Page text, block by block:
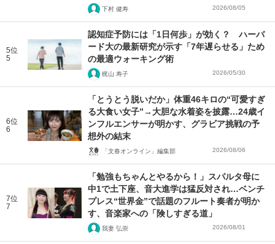
下村 健寿 2026/08/05
5位
5
認知症予防には「1日何歩」が効く？ ハーバ
ード大の最新研究が示す「7年遅らせる」ため
の最適ウォーキング術
梶山 寿子 2026/05/30
6位
6
「とうとう脱いだか」体重46キロの“可愛すぎ
る大食い女子”→大胆な水着姿を披露…24歳イ
ンフルエンサーが明かす、グラビア挑戦の予
想外の結末
「文春オンライン」編集部 2026/08/06
7位
7
「勉強もちゃんとやるから！」スパルタ母に
中1で土下座、音大進学は猛反対され…ベンチ
プレス“世界金”で話題のフルート奏者が明か
す、音楽家への「険しすぎる道」
我妻 弘崇 2026/08/01